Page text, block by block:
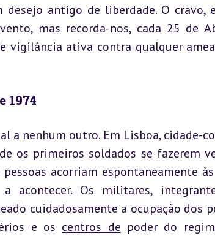
antigo de liberdade. O cravo,
mas recorda-nos, cada 25 de
vigilância ativa contra qualquer
1974
a nenhum outro. Em Lisboa, cidade-
os primeiros soldados se fazerem
acorriam espontaneamente
acontecer. Os militares,
cuidadosamente a ocupação dos
e os centros de poder do